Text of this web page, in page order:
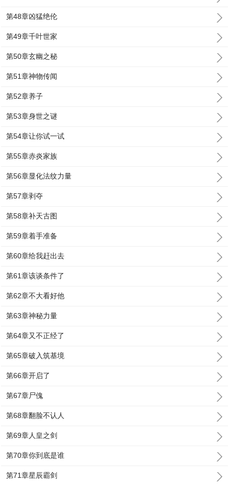
第48章凶猛绝伦
第49章千叶世家
第50章玄幽之秘
第51章神物传闻
第52章养子
第53章身世之谜
第54章让你试一试
第55章赤炎家族
第56章显化法纹力量
第57章剥夺
第58章补天古图
第59章着手准备
第60章给我赶出去
第61章该谈条件了
第62章不大看好他
第63章神秘力量
第64章又不正经了
第65章破入筑基境
第66章开启了
第67章尸傀
第68章翻脸不认人
第69章人皇之剑
第70章你到底是谁
第71章星辰霸剑